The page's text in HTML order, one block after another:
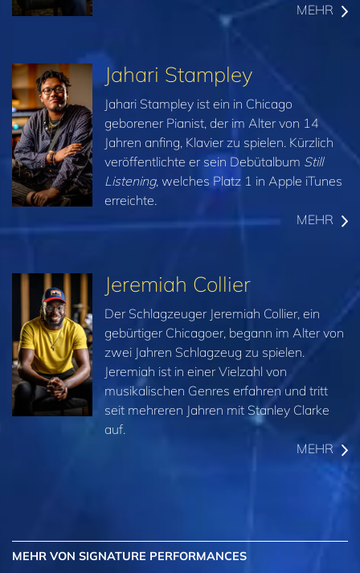
MEHR
Jahari Stampley
Jahari Stampley ist ein in Chicago
geborener Pianist, der im Alter von 14
Jahren anfing, Klavier zu spielen. Kürzlich
veröffentlichte er sein Debütalbum Still
Listening, welches Platz 1 in Apple iTunes
erreichte.
MEHR
Jeremiah Collier
Der Schlagzeuger Jeremiah Collier, ein
gebürtiger Chicagoer, begann im Alter von
zwei Jahren Schlagzeug zu spielen.
Jeremiah ist in einer Vielzahl von
musikalischen Genres erfahren und tritt
seit mehreren Jahren mit Stanley Clarke
auf.
MEHR
MEHR VON SIGNATURE PERFORMANCES